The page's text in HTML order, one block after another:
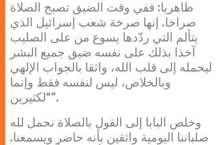
ظاهريا: ففي وقت الضيق تصبح الصلاة
صراخا. إنها صرخة شعب إسرائيل الذي
يتألم التي ردّدها يسوع من على الصليب
آخذا بذلك على نفسه ضيق جميع البشر
ليحمله إلى قلب الله، واثقا بالجواب الإلهي
وبالخلاص، ليس لنفسه فقط وإنما
“لكثيرين”.
وخلص البابا إلى القول بالصلاة نحمل لله
صلباننا اليومية واثقين بأنه حاضر ويسمعنا.